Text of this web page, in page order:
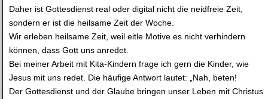
Daher ist Gottesdienst real oder digital nicht die neidfreie Zeit,
sondern er ist die heilsame Zeit der Woche.
Wir erleben heilsame Zeit, weil eitle Motive es nicht verhindern
können, dass Gott uns anredet.
Bei meiner Arbeit mit Kita-Kindern frage ich gern die Kinder, wie
Jesus mit uns redet. Die häufige Antwort lautet: „Nah, beten!
Der Gottesdienst und der Glaube bringen unser Leben mit Christus